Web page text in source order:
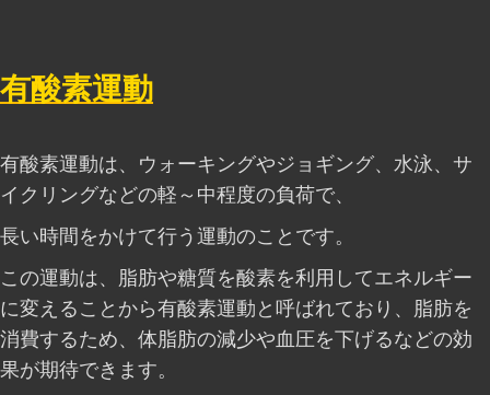
有酸素運動
有酸素運動は、ウォーキングやジョギング、水泳、サ
イクリングなどの軽～中程度の負荷で、
長い時間をかけて行う運動のことです。
この運動は、脂肪や糖質を酸素を利用してエネルギー
に変えることから有酸素運動と呼ばれており、脂肪を
消費するため、体脂肪の減少や血圧を下げるなどの効
果が期待できます。